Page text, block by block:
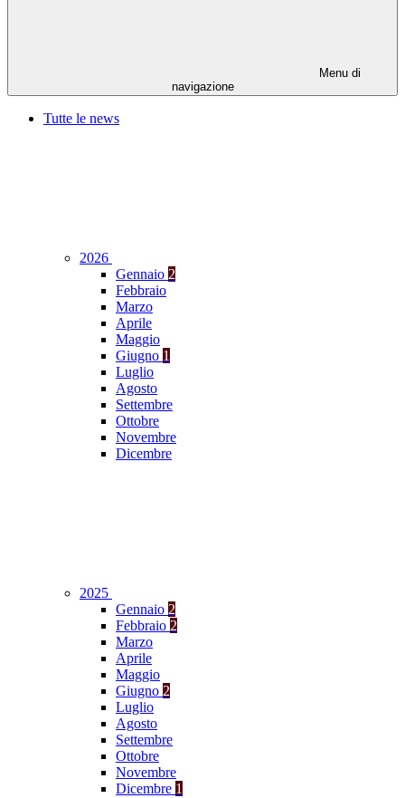
Menu di
navigazione
Tutte le news
2026
Gennaio 2
Febbraio
Marzo
Aprile
Maggio
Giugno 1
Luglio
Agosto
Settembre
Ottobre
Novembre
Dicembre
2025
Gennaio 2
Febbraio 2
Marzo
Aprile
Maggio
Giugno 2
Luglio
Agosto
Settembre
Ottobre
Novembre
Dicembre 1